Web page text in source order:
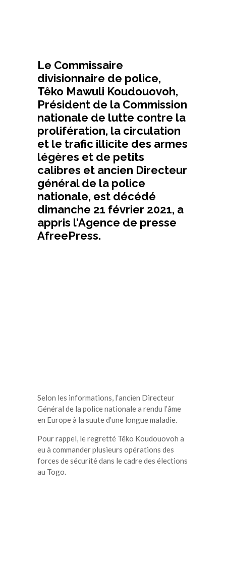
Le Commissaire
divisionnaire de police,
Têko Mawuli Koudouovoh,
Président de la Commission
nationale de lutte contre la
prolifération, la circulation
et le trafic illicite des armes
légères et de petits
calibres et ancien Directeur
général de la police
nationale, est décédé
dimanche 21 février 2021, a
appris l’Agence de presse
AfreePress.
Selon les informations, l’ancien Directeur
Général de la police nationale a rendu l’âme
en Europe à la suute d’une longue maladie.
Pour rappel, le regretté Têko Koudouovoh a
eu à commander plusieurs opérations des
forces de sécurité dans le cadre des élections
au Togo.